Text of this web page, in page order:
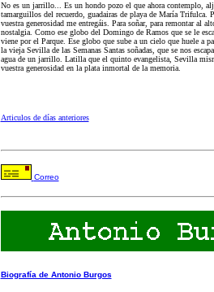
No es un jarrillo... Es un hondo pozo el que ahora contemplo,
tamarguillos del recuerdo, guadairas de playa de María Trifulca.
vuestra generosidad me entregáis. Para soñar, para remontar al
nostalgia. Como ese globo del Domingo de Ramos que se le
viene por el Parque. Ese globo que sube a un cielo que huele a
la vieja Sevilla de las Semanas Santas soñadas, que se nos
agua de un jarrillo. Latilla que el quinto evangelista, Sevilla
vuestra generosidad en la plata inmortal de la memoria.
Articulos de días anteriores
Correo
Biografía de Antonio Burgos